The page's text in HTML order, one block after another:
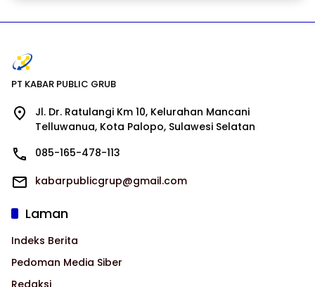
PT KABAR PUBLIC GRUB
Jl. Dr. Ratulangi Km 10, Kelurahan Mancani
Telluwanua, Kota Palopo, Sulawesi Selatan
085-165-478-113
kabarpublicgrup@gmail.com
Laman
Indeks Berita
Pedoman Media Siber
Redaksi